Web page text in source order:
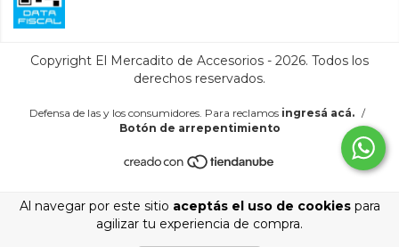
Al navegar por este sitio aceptás el uso de cookiespara
agilizar tu experiencia de compra.
Copyright El Mercadito de Accesorios - 2026. Todos los
derechos reservados.
Defensa de las y los consumidores. Para reclamos ingresá acá. /
Botón de arrepentimiento